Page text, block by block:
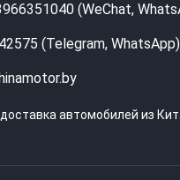
(WeChat,
(Telegram, WhatsApp)
автомобилей из